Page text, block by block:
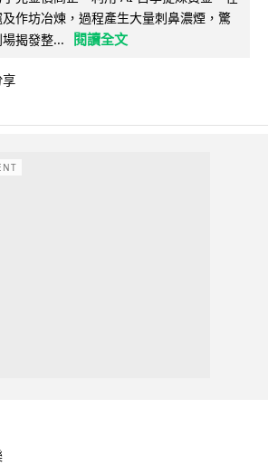
作坊冶煉，過程產生大量刺鼻濃煙，驚
揭發整...
閱讀全文